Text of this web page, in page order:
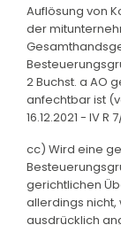
Auflösung von
der
2 Buchst. a AO
anfechtbar ist
16.12.2021 - IV R
cc) Wird eine
gerichtlichen
allerdings
ausdrücklich